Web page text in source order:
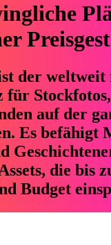
der weltweit
auf der
Es befähigt
die bis
Budget